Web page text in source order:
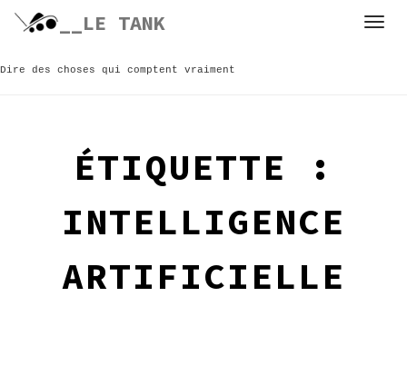
Skip
__LE TANK
Dire des choses qui comptent vraiment
ÉTIQUETTE :
INTELLIGENCE
ARTIFICIELLE